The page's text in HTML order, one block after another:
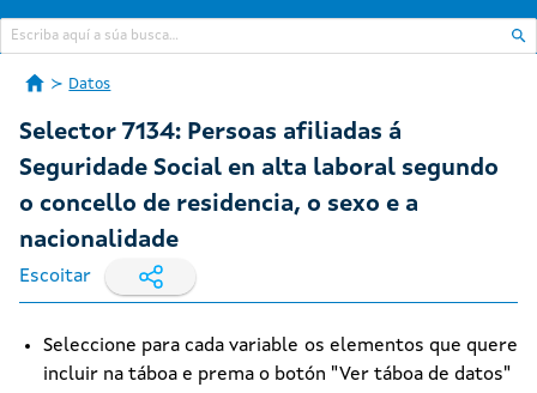
Datos
Selector 7134: Persoas afiliadas á
Seguridade Social en alta laboral segundo
o concello de residencia, o sexo e a
nacionalidade
Escoitar
Seleccione para cada variable os elementos que quere
incluir na táboa e prema o botón "Ver táboa de datos"